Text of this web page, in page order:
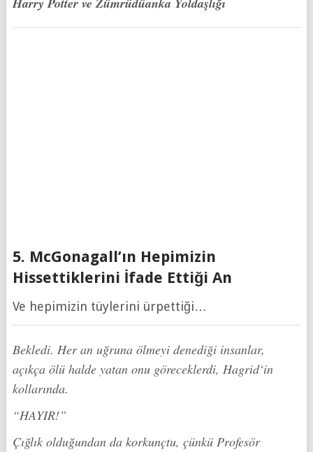
5. McGonagall’ın Hepimizin
Hissettiklerini İfade Ettiği An
Ve hepimizin tüylerini ürpettiği…
Bekledi. Her an uğruna ölmeyi denediği insanlar,
açıkça ölü halde yatan onu göreceklerdi, Hagrid‘in
kollarında.
“HAYIR!”
Çığlık olduğundan da korkunçtu, çünkü Profesör